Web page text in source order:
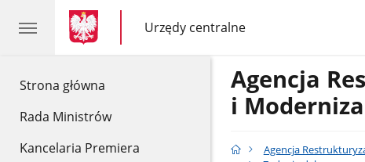
Strona główna
Rada Ministrów
Kancelaria Premiera
gov.pl
gov.pl
Urzędy centralne
gov.pl
Urzędy
centralne
Agencja
i
Agencja